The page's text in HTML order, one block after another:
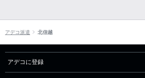
アデコ派遣 北信越
アデコに登録